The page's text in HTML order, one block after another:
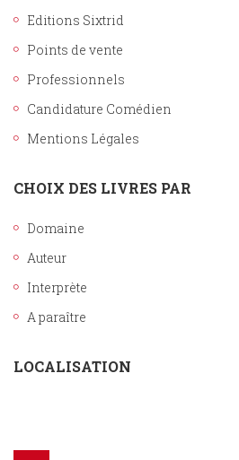
Editions Sixtrid
Points de vente
Professionnels
Candidature Comédien
Mentions Légales
CHOIX DES LIVRES PAR
Domaine
Auteur
Interprète
A paraître
LOCALISATION